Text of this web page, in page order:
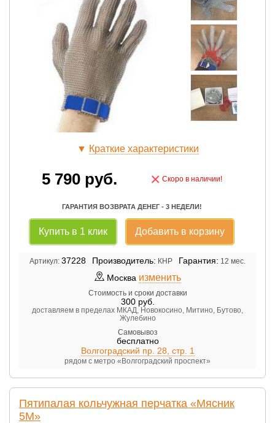
▼ Краткие характеристики
5 790 руб. × Скоро в наличии!
ГАРАНТИЯ ВОЗВРАТА ДЕНЕГ - 3 НЕДЕЛИ!
Купить в 1 клик Добавить в корзину
Артикул: 37228 Производитель: КНР Гарантия: 12 мес.
Москва изменить
Стоимость и сроки доставки
300руб.
доставляем в пределах МКАД, Новокосино, Митино, Бутово,
Жулебино
Самовывоз
бесплатно
Волгоградский пр. 28, стр. 1
рядом с метро «Волгоградский проспект»
Пятипалая кольчужная перчатка «Мясник
5M»